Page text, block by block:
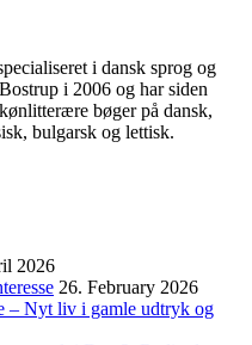
i dansk sprog og
i 2006 og har siden
bøger på dansk,
bulgarsk og lettisk.
2026
26. February 2026
– Nyt liv i gamle udtryk og